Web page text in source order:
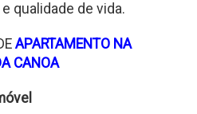
qualidade de vida.
APARTAMENTO NA
CANOA